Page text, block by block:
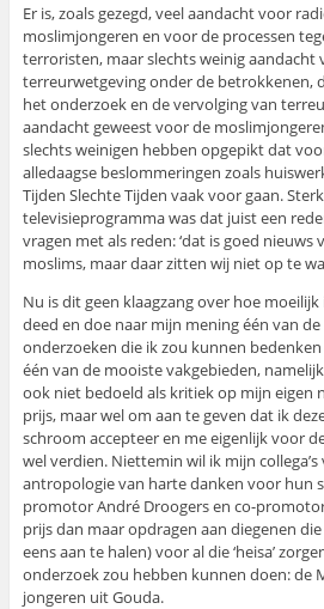
Er is, zoals gezegd, veel aandacht voor
moslimjongeren en voor de processen
terroristen, maar slechts weinig aandacht
terreurwetgeving onder de betrokkenen,
het onderzoek en de vervolging van
aandacht geweest voor de
slechts weinigen hebben opgepikt dat
alledaagse beslommeringen zoals
Tijden Slechte Tijden vaak voor gaan.
televisieprogramma was dat juist een
vragen met als reden: ‘dat is goed
moslims, maar daar zitten wij niet op te
Nu is dit geen klaagzang over hoe
deed en doe naar mijn mening één van
onderzoeken die ik zou kunnen
één van de mooiste vakgebieden,
ook niet bedoeld als kritiek op mijn eigen
prijs, maar wel om aan te geven dat ik
schroom accepteer en me eigenlijk voor
wel verdien. Niettemin wil ik mijn
antropologie van harte danken voor hun
promotor André Droogers en co-
prijs dan maar opdragen aan diegenen
eens aan te halen) voor al die ‘heisa’
onderzoek zou hebben kunnen doen: de
jongeren uit Gouda.